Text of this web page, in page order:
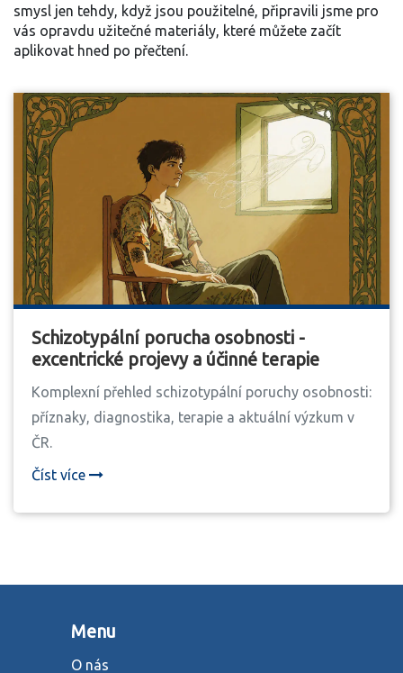
smysl jen tehdy, když jsou použitelné, připravili jsme pro
vás opravdu užitečné materiály, které můžete začít
aplikovat hned po přečtení.
Schizotypální porucha osobnosti -
excentrické projevy a účinné terapie
Komplexní přehled schizotypální poruchy osobnosti:
příznaky, diagnostika, terapie a aktuální výzkum v
ČR.
Číst více
Menu
O nás